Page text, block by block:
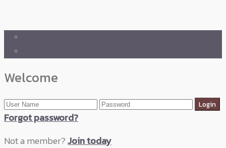
Welcome
Forgot password?
Not a member?Join today